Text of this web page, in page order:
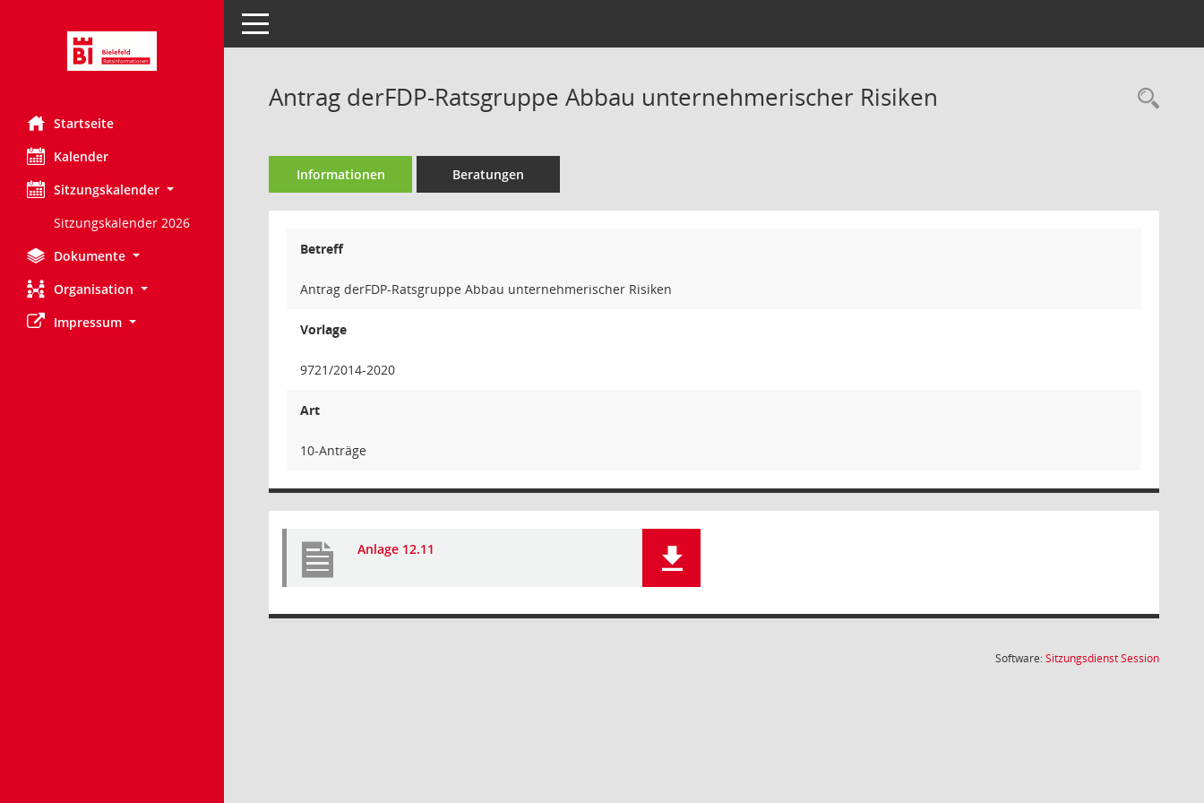
Startseite
Kalender
Sitzungskalender
Sitzungskalender 2026
Dokumente
Organisation
Impressum
Toggle navigation
Antrag derFDP-Ratsgruppe Abbau unternehmerischer Risiken
Informationen Beratungen
Betreff
Antrag derFDP-Ratsgruppe Abbau unternehmerischer Risiken
Vorlage
9721/2014-2020
Art
10-Anträge
Anlage 12.11
Software:SitzungsdienstSession(Wird in